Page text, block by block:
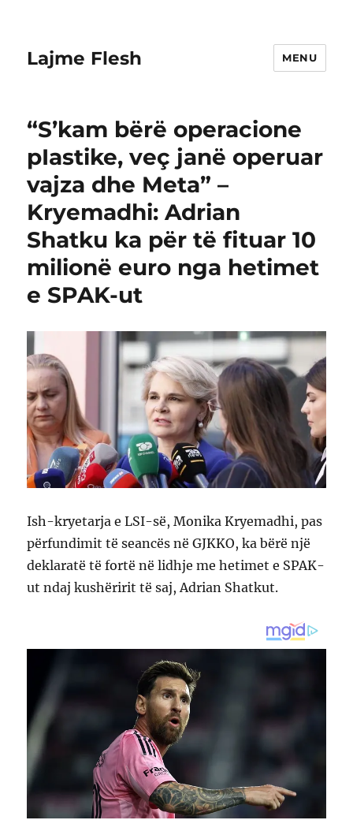
Lajme Flesh MENU
“S’kam bërë operacione
pIastike, veç janë operuar
vajza dhe Meta” –
Kryemadhi: Adrian
Shatku ka për të fituar 10
milionë euro nga hetimet
e SPAK-ut
Ish-kryetarja e LSI-së, Monika Kryemadhi, pas
përfundimit të seancës në GJKKO, ka bërë një
deklaratë të fortë në lidhje me hetimet e SPAK-
ut ndaj kushëririt të saj, Adrian Shatkut.